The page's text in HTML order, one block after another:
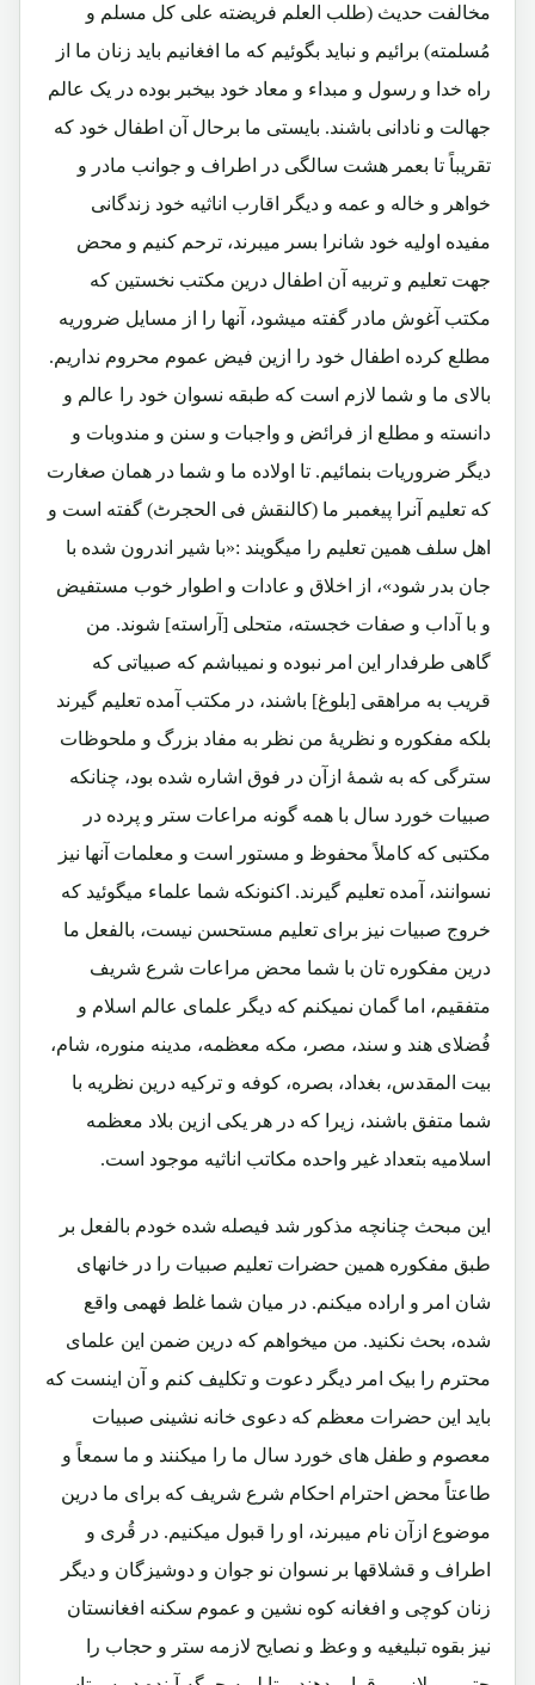
مخالفت حدیث (طلب العلم فریضته علی کل مسلم و
مُسلمته) برائیم و نباید بگوئیم که ما افغانیم باید زنان ما از
راه خدا و رسول و مبداء و معاد خود بیخبر بوده در یک عالم
جهالت و نادانی باشند. بایستی ما برحال آن اطفال خود که
تقریباً تا بعمر هشت سالگی در اطراف و جوانب مادر و
خواهر و خاله و عمه و دیگر اقارب اناثیه خود زندگانی
مفیده اولیه خود شانرا بسر میبرند، ترحم کنیم و محض
جهت تعلیم و تربیه آن اطفال درین مکتب نخستین که
مکتب آغوش مادر گفته میشود، آنها را از مسايل ضروریه
مطلع کرده اطفال خود را ازین فیض عموم محروم نداریم.
بالای ما و شما لازم است که طبقه نسوان خود را عالم و
دانسته و مطلع از فرائض و واجبات و سنن و مندوبات و
دیگر ضروریات بنمائیم. تا اولاده ما و شما در همان صغارت
که تعلیم آنرا پیغمبر ما (کالنقش فی الحجرٹ) گفته است و
اهل سلف همین تعلیم را میگویند :«با شیر اندرون شده با
جان بدر شود»، از اخلاق و عادات و اطوار خوب مستفیض
و با آداب و صفات خجسته، متحلی [آراسته] شوند. من
گاهی طرفدار این امر نبوده و نمیباشم که صبیاتی که
قریب به مراهقی [بلوغ] باشند، در مکتب آمده تعلیم گیرند
بلکه مفکوره و نظریۀ من نظر به مفاد بزرگ و ملحوظات
سترگی که به شمۀ ازآن در فوق اشاره شده بود، چنانکه
صبیات خورد سال با همه گونه مراعات ستر و پرده در
مکتبی که کاملاً محفوظ و مستور است و معلمات آنها نیز
نسوانند، آمده تعلیم گیرند. اکنونکه شما علماء میگوئید که
خروج صبیات نیز برای تعلیم مستحسن نیست، بالفعل ما
درین مفکوره تان با شما محض مراعات شرع شریف
متفقیم، اما گمان نمیکنم که دیگر علمای عالم اسلام و
فُضلای هند و سند، مصر، مکه معظمه، مدینه منوره، شام،
بیت المقدس، بغداد، بصره، کوفه و ترکیه درین نظریه با
شما متفق باشند، زیرا که در هر یکی ازین بلاد معظمه
اسلامیه بتعداد غیر واحده مکاتب اناثیه موجود است.
این مبحث چنانچه مذکور شد فیصله شده خودم بالفعل بر
طبق مفکوره همین حضرات تعلیم صبیات را در خانهای
شان امر و اراده میکنم. در میان شما غلط فهمی واقع
شده، بحث نکنید. من میخواهم که درین ضمن این علمای
محترم را بیک امر دیگر دعوت و تکلیف کنم و آن اینست که
باید این حضرات معظم که دعوی خانه نشینی صبیات
معصوم و طفل های خورد سال ما را میکنند و ما سمعاً و
طاعتاً محض احترام احکام شرع شریف که برای ما درین
موضوع ازآن نام میبرند، او را قبول میکنیم. در قُری و
اطراف و قشلاقها بر نسوان نو جوان و دوشیزگان و دیگر
زنان کوچی و افغانه کوه نشین و عموم سکنه افغانستان
نیز بقوه تبلیغیه و وعظ و نصایح لازمه ستر و حجاب را